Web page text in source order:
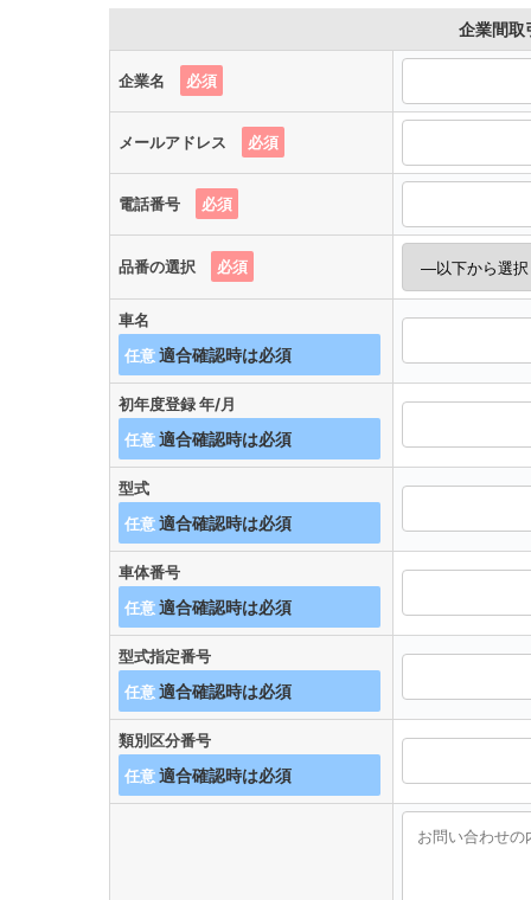
企業間取
企業名 必須
メールアドレス 必須
電話番号 必須
品番の選択 必須
車名
任意
初年度登録 年/月
任意
型式
任意
車体番号
任意
型式指定番号
任意
類別区分番号
任意